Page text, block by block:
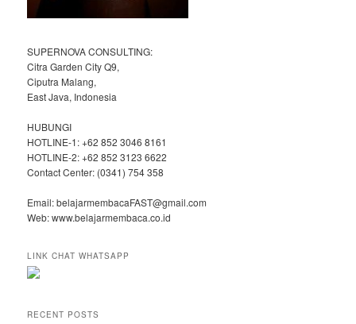
SUPERNOVA CONSULTING:
Citra Garden City Q9,
Ciputra Malang,
East Java, Indonesia
HUBUNGI
HOTLINE-1: +62 852 3046 8161
HOTLINE-2: +62 852 3123 6622
Contact Center: (0341) 754 358
Email: belajarmembacaFAST@gmail.com
Web: www.belajarmembaca.co.id
LINK CHAT WHATSAPP
RECENT POSTS